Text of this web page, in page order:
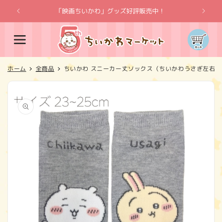
ンツに
進む
「映画ちいかわ」グッズ好評販売中！
カ
ー
ト
ホーム 全商品 ちいかわ スニーカー丈ソックス（ちいかわうさぎ左右）
報にス
キップ